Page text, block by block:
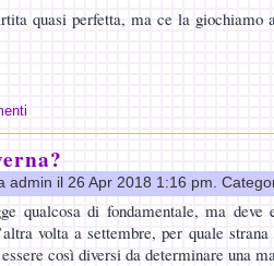
quasi perfetta, ma ce la giochiamo
admin il 26 Apr 2018 1:16 pm.
qualcosa di fondamentale, ma deve
volta a settembre, per quale
così diversi da determinare una